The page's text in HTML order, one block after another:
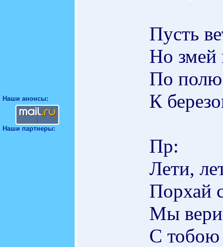
Наши анонсы:
Наши партнеры:
Пусть
Но змей
По
К
Пр:
Лети,
Порхай
Мы
С тобою